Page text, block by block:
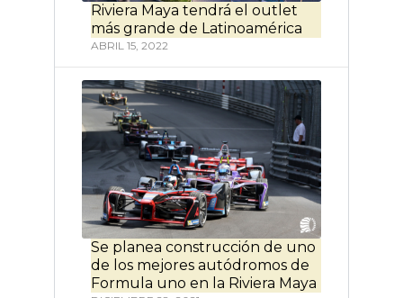
Riviera Maya tendrá el outlet
más grande de Latinoamérica
ABRIL 15, 2022
Se planea construcción de uno
de los mejores autódromos de
Formula uno en la Riviera Maya